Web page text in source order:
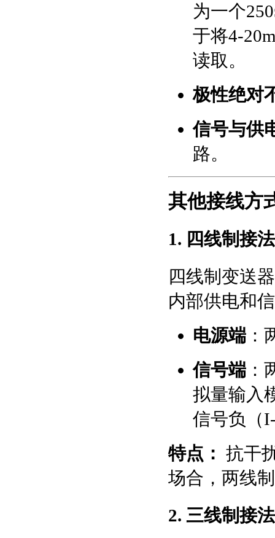
为一个
于将4-
读取。
极性绝对
信号与供
路。
其他接线方
1. 四线制接法
四线制变送
内部供电和
电源端 ：
信号端 ：
拟量输入
信号负（
特点： 抗干
场合，两线
2. 三线制接法